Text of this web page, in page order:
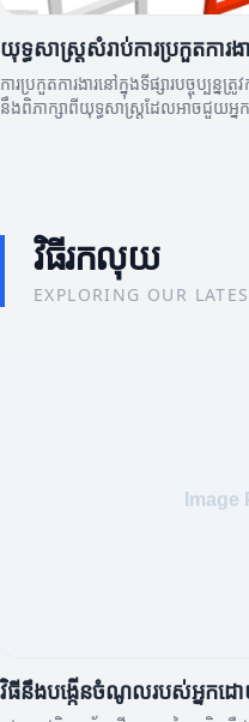
យុទ្ធសាស្ត្រសំរាប់ការប្រកួតការ
ការប្រកួតការងារនៅក្នុងទីផ្សារបច្ចុប្បន្ន
នឹងពិភាក្សាពីយុទ្ធសាស្ត្រដែលអាចជួយអ្នក
វិធីរកលុយ
EXPLORING OUR
វិធីនឹងបង្កើនចំណូលរបស់អ្នកដោយ